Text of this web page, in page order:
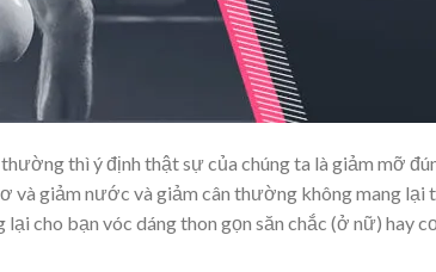
thì ý định thật sự của chúng ta là giảm mỡ
và giảm nước và giảm cân thường không mang lại
cho bạn vóc dáng thon gọn săn chắc (ở nữ) hay